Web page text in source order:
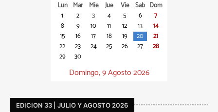
Lun Mar Mie Jue Vie Sab Dom
1
2 3 4 5 6
7
8
9 10 11 12 13
14
15
16 17 18 19 20
21
22
23 24 25 26 27
28
29
30
Domingo, 9 Agosto 2026
EDICION 33 | JULIO Y AGOSTO 2026